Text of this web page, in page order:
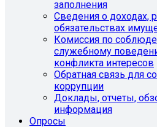
заполнения
Сведения о доходах,
обязательствах
Комиссия по
служебному
конфликта интересов
Обратная связь для
коррупции
Доклады, отчеты,
информация
Опросы